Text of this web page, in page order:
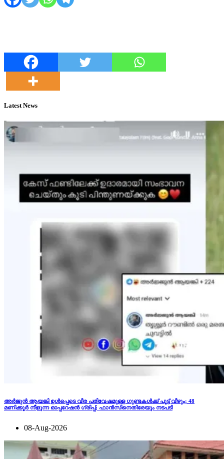
Latest News
അര്‍ജുന്‍ ആയങ്കി ഉള്‍പ്പെടെ വീര പരിവേഷമുള്ള ഗുണ്ടകള്‍ക്ക് പൂട്ട് വീഴും; 48
മണിക്കൂര്‍ നീളുന്ന ഓപ്പറേഷന്‍ ഗ്രിപ്പ്; ഫാന്‍സിനെതിരേയും നടപടി
08-Aug-2026